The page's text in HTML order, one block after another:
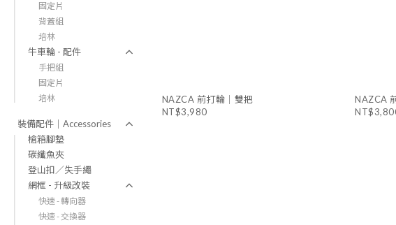
固定片
背蓋組
培林
牛車輪 - 配件
手把組
固定片
培林
裝備配件｜Accessories
槍箱腳墊
碳纖魚夾
登山扣／失手繩
網框 - 升級改裝
快速 - 轉向器
快速 - 交換器
NAZCA 前打輪｜雙把
NT$3,980
NAZCA